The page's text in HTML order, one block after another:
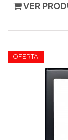
VER
OFERTA